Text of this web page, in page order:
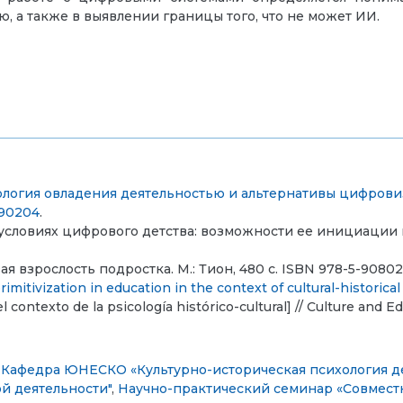
также в выявлении границы того, что не может ИИ.
овладения деятельностью и альтернативы
.
цифрового детства: возможности ее
взрослость подростка. М.: Тион, 480 с. ISBN 978-5-
in education in the context of cultural-
de la psicología histórico-cultural] // Culture and
Кафедра ЮНЕСКО «Культурно-историческая психология
деятельности", Научно-практический семинар